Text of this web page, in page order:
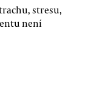
stresu,
není